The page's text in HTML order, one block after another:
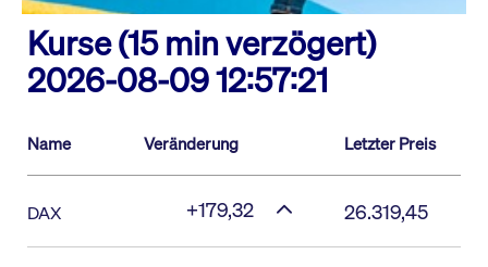
Kurse (15 min verzögert)
2026-08-09 12:57:21
Name Veränderung Letzter Preis
DAX +179,32 26.319,45